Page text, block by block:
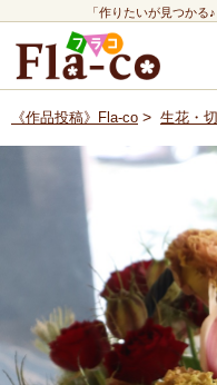
「作りたいが見つか
《作品投稿》Fla-co > 生花・